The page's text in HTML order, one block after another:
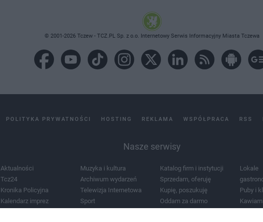
© 2001-2026 Tczew - TCZ.PL Sp. z o.o. Internetowy Serwis Informacyjny Miasta Tczewa
POLITYKA PRYWATNOŚCI HOSTING REKLAMA WSPÓŁPRACA RSS
Nasze serwisy
Aktualności
Tcz24
Kronika Policyjna
Kalendarz imprez
Muzyka i kultura
Archiwum wydarzeń
Telewizja Internetowa
Sport
Katalog firm i instytucji
Sprzedam, oferuję
Kupię, poszukuję
Oddam za darmo
Lokale
Puby i